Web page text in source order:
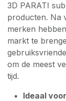
3D PARATI
producten. Na
merken
markt te
om de meest
tijd.
Ideaal voor